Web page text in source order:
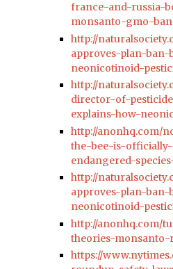
france-and-russia-
monsanto-gmo-
http://
approves-plan-
neonicotinoid-
http://
director-of-
explains-how-
http://anonhq.com/
the-bee-is-
endangered-
http://
approves-plan-
neonicotinoid-
http://anonhq.com/
theories-
https://